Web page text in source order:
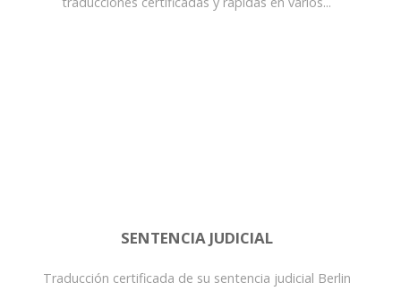
SENTENCIA JUDICIAL
Traducción certificada de su sentencia judicial Berlin